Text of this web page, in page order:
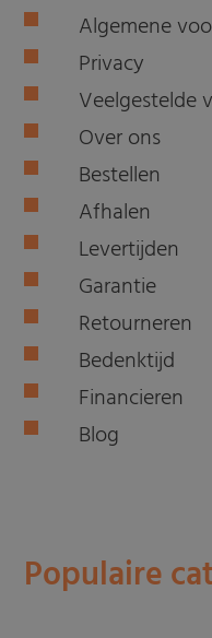
Algemene
Privacy
Veelgestelde
Over ons
Bestellen
Afhalen
Levertijden
Garantie
Retourneren
Bedenktijd
Financieren
Blog
Populaire